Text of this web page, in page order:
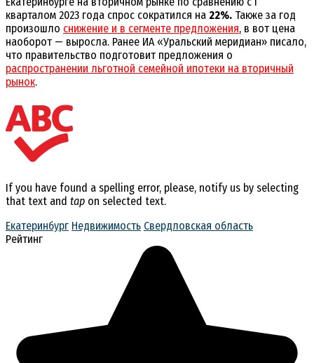
кварталом 2023 года спрос сократился на 22%. Также за год
произошло снижение и в сегменте предложения, в вот цена
наоборот — выросла. Ранее ИА «Уральский меридиан» писало,
что правительство подготовит предложения о
распространении льготной семейной ипотеки на вторичный
рынок.
If you have found a spelling error, please, notify us by selecting
that text and tap on selected text.
Екатеринбург Недвижимость Свердловская область
Рейтинг